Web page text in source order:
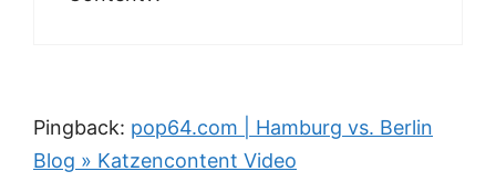
Pingback: pop64.com | Hamburg vs. Berlin
Blog » Katzencontent Video